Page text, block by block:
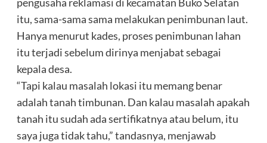
pengusaha reklamasi di kecamatan Buko Selatan
itu, sama-sama sama melakukan penimbunan laut.
Hanya menurut kades, proses penimbunan lahan
itu terjadi sebelum dirinya menjabat sebagai
kepala desa.
“Tapi kalau masalah lokasi itu memang benar
adalah tanah timbunan. Dan kalau masalah apakah
tanah itu sudah ada sertifikatnya atau belum, itu
saya juga tidak tahu,” tandasnya, menjawab